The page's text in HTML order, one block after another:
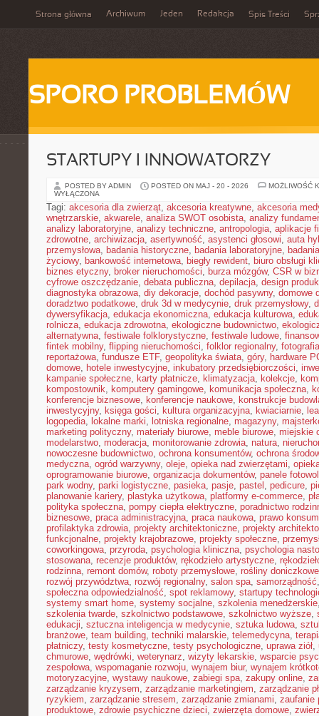
Strona główna Archiwum Jeden Redakcja Spis Treści
SPORO PROBLEMÓW
STARTUPY I INNOWATORZY
POSTED BY ADMIN POSTED ON MAJ - 20 - 2026
MOŻLIWOŚĆ
WYŁĄCZONA
Tagi: akcesoria dla zwierząt, akcesoria kreatywne, akcesoria
wnętrzarskie, akwarele, analiza SWOT osobista, analizy
analizy laboratoryjne, analizy techniczne, antropologia, aplikacje
zdrowotne, archiwizacja, asertywność, asystenci głosowi, auta
przemysłowa, badania historyczne, badania laboratoryjne,
życiowy, bankowość internetowa, biegły rewident, biuro obsługi
biznes etyczny, broker nieruchomości, burza mózgów, CSR w
cyfrowe oszczędzanie, debata publiczna, depilacja, design
diagnostyka obrazowa, diy dekoracje, dochód pasywny, domowe
doradztwo podatkowe, druk 3d w medycynie, druk przemysłowy,
dywersyfikacja, edukacja ekonomiczna, edukacja kulturowa,
rolnicza, edukacja zdrowotna, ekologiczne budownictwo,
alternatywna, festiwale folklorystyczne, festiwale ludowe,
fintek mobilny, flipping nieruchomości, folklor regionalny,
reportażowa, fundusze ETF, geopolityka świata, góry, hardware
domowe, hotele inwestycyjne, inkubatory przedsiębiorczości,
kampanie społeczne, karty płatnicze, klimatyzacja, kolekcje,
kompostownik, komputery gamingowe, komunikacja społeczna,
konferencje biznesowe, konferencje naukowe, konstrukcje
inwestycyjny, księga gości, kultura organizacyjna, kwiaciarnie,
logopedia, lokalne marki, lotniska regionalne, magazyny,
marketing polityczny, materiały biurowe, meble biurowe, miejskie
modelarstwo, moderacja, monitorowanie zdrowia, natura,
nowoczesne budownictwo, ochrona konsumentów, ochrona
medyczna, ogród warzywny, oleje, opieka nad zwierzętami,
oprogramowanie biurowe, organizacja dokumentów, panele
park wodny, parki logistyczne, pasieka, pasje, pastel , pedicure,
planowanie kariery, plastyka użytkowa, platformy e-commerce,
polityka społeczna, pompy ciepła elektryczne, poradnictwo
biznesowe, praca administracyjna, praca naukowa, prawo
profilaktyka zdrowia, projekty architektoniczne, projekty
funkcjonalne, projekty krajobrazowe, projekty społeczne,
coworkingowa, przyroda, psychologia kliniczna, psychologia
stosowana, recenzje produktów, rękodzieło artystyczne,
rodzinna, remont domów, roboty przemysłowe, rośliny doniczkowe
rozwój przywództwa, rozwój regionalny, salon spa, samorządność
społeczna odpowiedzialność, spot reklamowy, startupy
systemy smart home, systemy socjalne, szkolenia menedżerskie
szkolenia twarde, szkolnictwo podstawowe, szkolnictwo wyższe,
edukacji, sztuczna inteligencja w medycynie, sztuka ludowa,
branżowe, team building, techniki malarskie, telemedycyna,
płatniczy, testy kosmetyczne, testy psychologiczne, uprawa ziół,
chmurowe, wędrówki, weterynarz, wizyty lekarskie, wsparcie
zespołowa, wspomaganie rozwoju, wynajem biur, wynajem
motoryzacyjne, wystawy naukowe, zabiegi spa, zakupy online,
zarządzanie kryzysem, zarządzanie marketingiem, zarządzanie
ryzykiem, zarządzanie stresem, zarządzanie zmianami, zaufanie
produktowe, zdrowie psychiczne dzieci, zwierzęta domowe,